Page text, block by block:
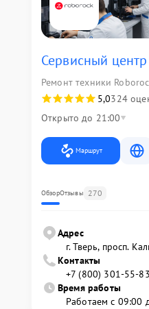
Сервисный
Ремонт техники
5,0324
Открыто до 21:00
Маршрут
ОбзорОтзывы 270
Адрес
г. Тверь, просп.
Контакты
+7 (800) 301-55-83
Время работы
Работаем с 09:00